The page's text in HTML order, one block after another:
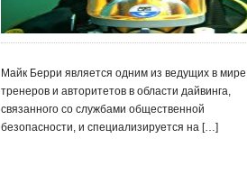
Майк Берри является одним из ведущих в мире
тренеров и авторитетов в области дайвинга,
связанного со службами общественной
безопасности, и специализируется на […]